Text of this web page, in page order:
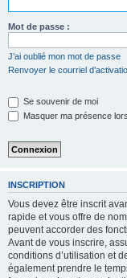
Mot de passe :
J’ai oublié mon mot de passe
Renvoyer le courriel
Se souvenir de moi
Masquer ma présence
INSCRIPTION
Vous devez être inscrit
rapide et vous offre de
peuvent accorder des
Avant de vous inscrire,
conditions d’utilisation et
également prendre le